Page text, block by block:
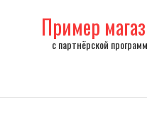
Пример
с партнёрской